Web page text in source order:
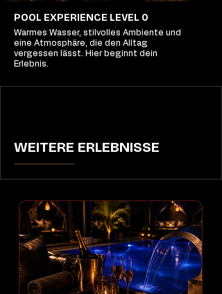
POOL EXPERIENCE LEVEL 0
Warmes Wasser, stilvolles Ambiente und
eine Atmosphäre, die den Alltag
vergessen lässt. Hier beginnt dein
Erlebnis.
WEITERE ERLEBNISSE